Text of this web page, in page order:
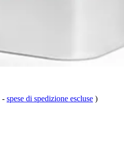
- spese di spedizione escluse )